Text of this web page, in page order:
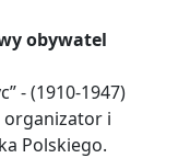
obywatel
- (1910-1947)
organizator i
Polskiego.